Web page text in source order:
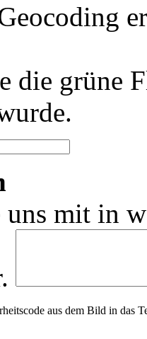
die grüne
mit in
aus dem Bild in das